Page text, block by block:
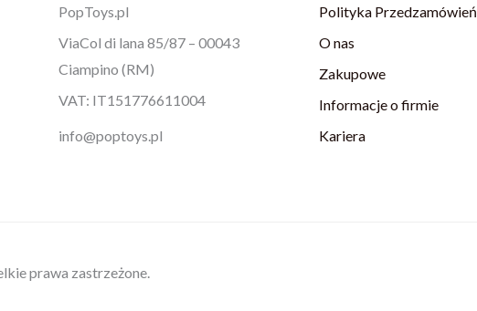
PopToys.pl
ViaCol di lana 85/87 – 00043
Ciampino (RM)
VAT: IT151776611004
info@poptoys.pl
Polityka Przedzamówień
O nas
Zakupowe
Informacje o firmie
Kariera
prawa zastrzeżone.